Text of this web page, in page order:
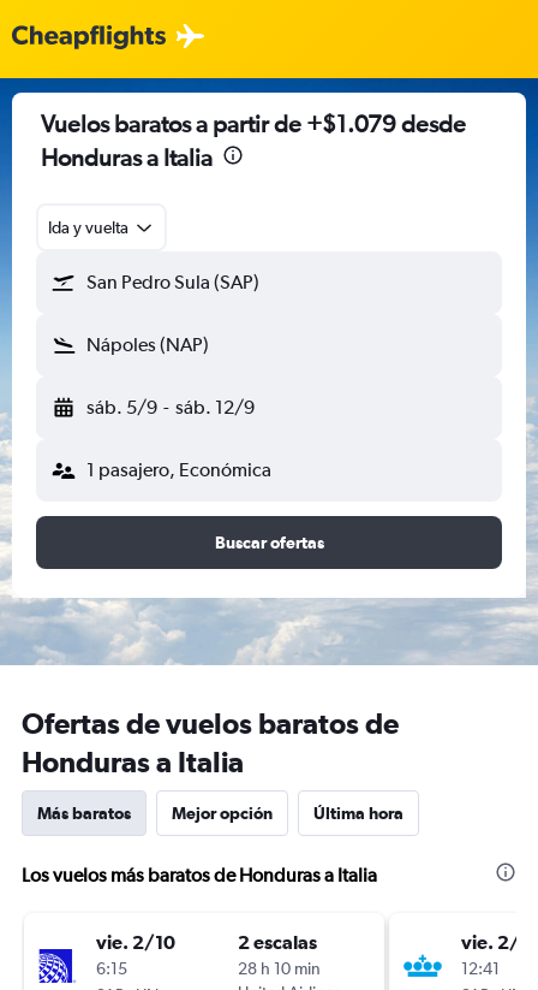
Vuelos baratos a partir de +$1.079 desde
Honduras a Italia
Ida y vuelta
San Pedro Sula (SAP)
Nápoles (NAP)
sáb. 5/9 - sáb. 12/9
1 pasajero, Económica
Buscar ofertas
Ofertas de vuelos baratos de
Honduras a Italia
Más baratos Mejor opción Última hora
Los vuelos más baratos de Honduras a Italia
vie. 2/10
6:15
2 escalas
28 h 10 min
vie. 2/
12:41